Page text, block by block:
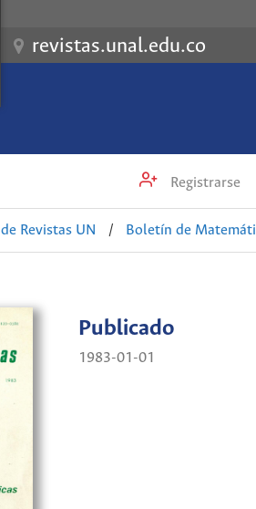
revistas.unal.edu.co
Registrarse
Revistas UN / Boletín de
Publicado
1983-01-01